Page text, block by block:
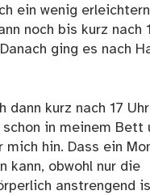
ein wenig
noch bis kurz nach
ging es nach
dann kurz nach 17
schon in meinem Bett
mich hin. Dass ein
kann, obwohl nur die
anstrengend